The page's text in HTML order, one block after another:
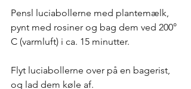
Pensl luciabollerne med plantemælk,
pynt med rosiner og bag dem ved 200°
C (varmluft) i ca. 15 minutter.
Flyt luciabollerne over på en bagerist,
og lad dem køle af.